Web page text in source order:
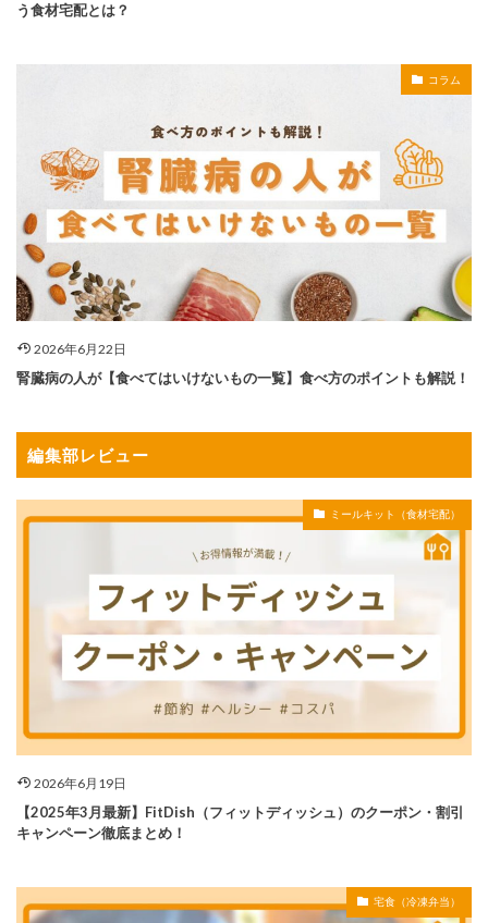
う食材宅配とは？
コラム
2026年6月22日
腎臓病の人が【食べてはいけないもの一覧】食べ方のポイントも解説！
編集部レビュー
ミールキット（食材宅配）
2026年6月19日
【2025年3月最新】FitDish（フィットディッシュ）のクーポン・割引
キャンペーン徹底まとめ！
宅食（冷凍弁当）